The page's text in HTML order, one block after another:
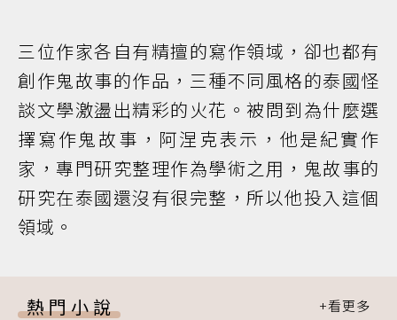
三位作家各自有精擅的寫作領域，卻也都有
創作鬼故事的作品，三種不同風格的泰國怪
談文學激盪出精彩的火花。被問到為什麼選
擇寫作鬼故事，阿涅克表示，他是紀實作
家，專門研究整理作為學術之用，鬼故事的
研究在泰國還沒有很完整，所以他投入這個
領域。
熱門小說